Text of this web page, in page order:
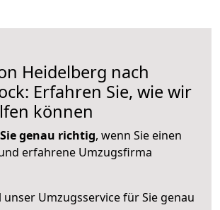
Heidelberg nach
Erfahren Sie, wie wir
können
genau richtig, wenn Sie einen
erfahrene Umzugsfirma
unser Umzugsservice für Sie genau